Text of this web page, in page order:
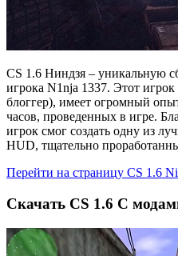
CS 1.6 Ниндзя – уникальную
игрока N1nja 1337. Этот
блоггер), имеет огромный
часов, проведенных в игре.
игрок смог создать одну из
HUD, тщательно
Перейти на страницу CS 1.6
Cкачать CS 1.6 С